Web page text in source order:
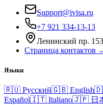
Support@ivisa.ru
+7 921 334-13-13
Ленинский пр.
Страница контактов
Языки
🇷🇺 Русский🇬🇧 English
Español🇮🇹 Italiano🇯🇵 日